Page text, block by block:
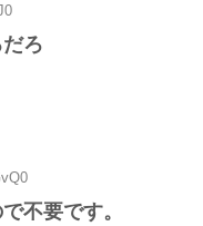
ろ
不要です。